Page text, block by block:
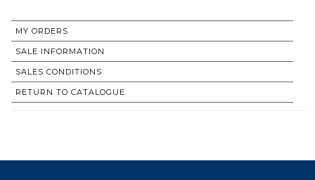
MY ORDERS
SALE INFORMATION
SALES CONDITIONS
RETURN TO CATALOGUE